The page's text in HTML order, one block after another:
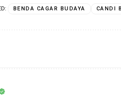
BENDA CAGAR BUDAYA CANDI